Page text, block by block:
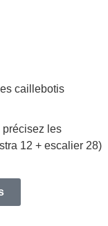
caillebotis
précisez les
12 + escalier 28)